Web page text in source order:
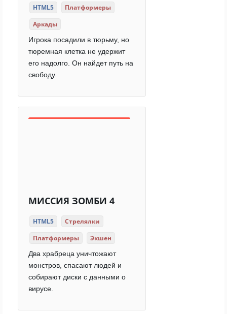
HTML5
Платформеры
Аркады
Игрока посадили в тюрьму, но
тюремная клетка не удержит
его надолго. Он найдет путь на
свободу.
МИССИЯ ЗОМБИ 4
HTML5
Стрелялки
Платформеры
Экшен
Два храбреца уничтожают
монстров, спасают людей и
собирают диски с данными о
вирусе.